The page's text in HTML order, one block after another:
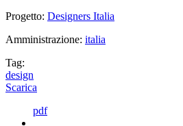
Progetto: Designers Italia
Amministrazione: italia
Tag:
design
Scarica
pdf